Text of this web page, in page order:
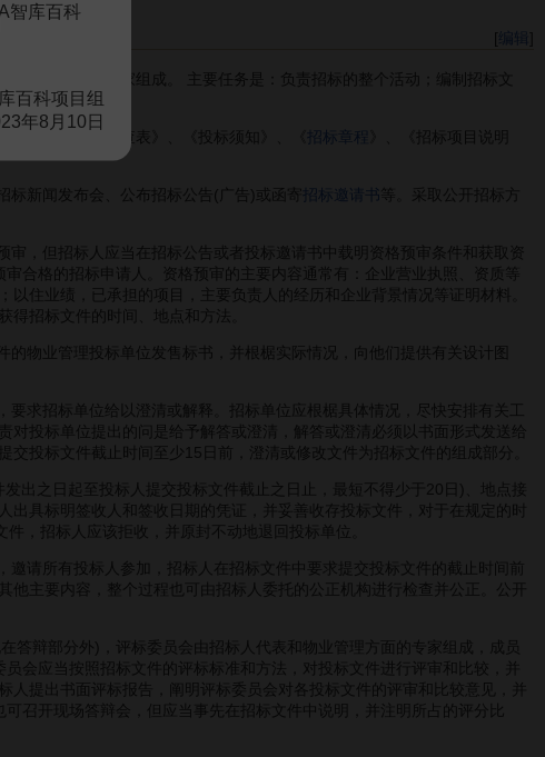
[编辑
和物业管理专家组成。 主要任务是：负责招标的整个活动；编制招标文
投标企业资格审查表》、《投标须知》、《 招标章程
》、《招标项目说明
新闻发布会、公布招标公告(广告)或函寄 招标邀请书 等。采取公开招标方
但招标人应当在招标公告或者投标邀请书中载明资格预审条件和获取资
合格的招标申请人。资格预审的主要内容通常有：企业营业执照、资质等
以住业绩，已承担的项目，主要负责人的经历和企业背景情况等证明材料。
得招标文件的时间、地点和方法。
业管理投标单位发售标书，并根椐实际情况，向他们提供有关设计图
要求招标单位给以澄清或解释。招标单位应根椐具体情况，尽快安排有关工
投标单位提出的问是给予解答或澄清，解答或澄清必须以书面形式发送给
投标文件截止时间至少15日前，澄清或修改文件为招标文件的组成部分。
发出之日起至投标人提交投标文件截止之日止，最短不得少于20日)、地点接
具标明签收人和签收日期的凭证，并妥善收存投标文件，对于在规定的时
件，招标人应该拒收，并原封不动地退回投标单位。
所有投标人参加，招标人在招标文件中要求提交投标文件的截止时间前
主要内容，整个过程也可由招标人委托的公正机构进行检查并公正。公开
辩部分外)，评标委员会由招标人代表和物业管理方面的专家组成，成员
会应当按照招标文件的评标标准和方法，对投标文件进行评审和比较，并
提出书面评标报告，阐明评标委员会对各投标文件的评审和比较意见，并
召开现场答辩会，但应当事先在招标文件中说明，并注明所占的评分比
智库百科
百科项目组
年8月10日